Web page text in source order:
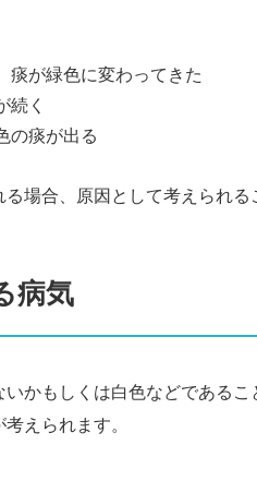
痰が緑色に変わってきた
続く
の痰が出る
る場合、原因として考えられ
病気
かもしくは白色などである
えられます。